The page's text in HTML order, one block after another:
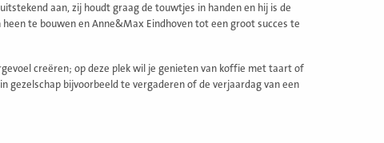
aan, zij houdt graag de touwtjes in handen en hij is de
te bouwen en Anne&Max Eindhoven tot een groot succes te
creëren; op deze plek wil je genieten van koffie met taart of
gezelschap bijvoorbeeld te vergaderen of de verjaardag van een